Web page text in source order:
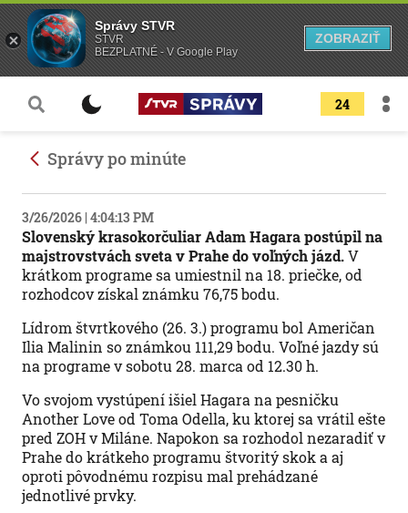
24
Správy po minúte
3/26/2026 | 4:04:13 PM
Slovenský krasokorčuliar Adam Hagara postúpil na
majstrovstvách sveta v Prahe do voľných jázd.V
krátkom programe sa umiestnil na 18. priečke, od
rozhodcov získal známku 76,75 bodu.
Lídrom štvrtkového (26. 3.) programu bol Američan
Ilia Malinin so známkou 111,29 bodu. Voľné jazdy sú
na programe v sobotu 28. marca od 12.30 h.
Vo svojom vystúpení išiel Hagara na pesničku
Another Love od Toma Odella, ku ktorej sa vrátil ešte
pred ZOH v Miláne. Napokon sa rozhodol nezaradiť v
Prahe do krátkeho programu štvoritý skok a aj
oproti pôvodnému rozpisu mal prehádzané
jednotlivé prvky.
Správy STVR
STVR
BEZPLATNÉ - V Google Play
ZOBRAZIŤ